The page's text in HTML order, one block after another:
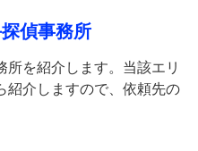
偵事務所
を紹介します。当該エリ
紹介しますので、依頼先の